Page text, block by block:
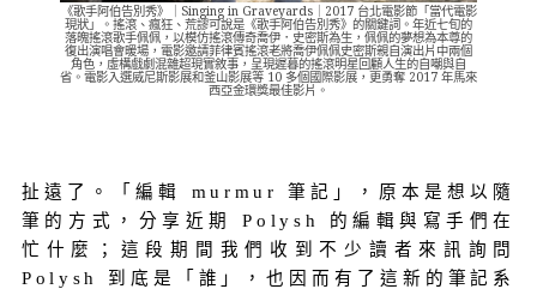
《歌手阿伯告別秀》｜Singing in Graveyards｜2017 台北電影節「當代電影
現狀」。搖滾、瘋狂、荒謬可說是《歌手阿伯告別秀》的關鍵詞。年近七旬的
落魄搖滾歌手佩佩，以模仿搖滾傳奇喬伊．史密斯為生，佩佩的夢想為本尊的
復出演唱會暖場，電影邀請菲律賓搖滾老將喬伊佩佩史密斯親自演出片中兩個
角色，虛構戲劇混雜超現實敘事，呈現遲暮的搖滾明星回顧人生的自嘲與自
省。電影入選威尼斯影展和釜山影展等 10 多個國際影展，更勇奪 2017 年馬來
西亞金環獎最佳影片。
扯遠了。「編輯 murmur 筆記」，原本是想以隨
筆的方式，分享近期 Polysh 的編輯與寫手們在
忙什麼；這段期間我們收到不少讀者來訊詢問
Polysh 到底是「誰」，也因而有了這新的筆記系